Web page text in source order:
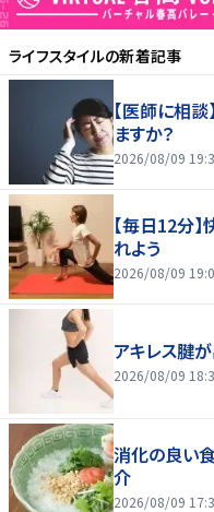
ライフスタイルの新着記事
【医師に相
ますか？
2026/08/09
【毎日12分
れよう
2026/08/09
アキレス腱
2026/08/09
消化の良い
介
2026/08/09